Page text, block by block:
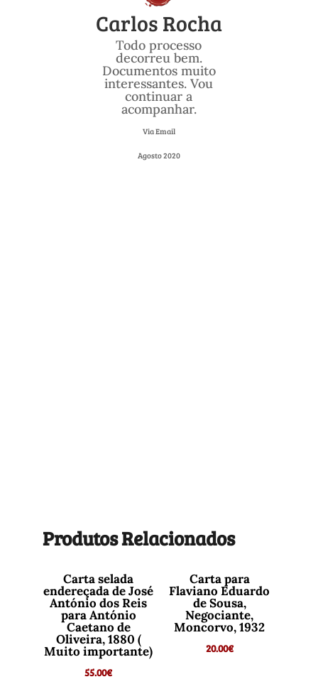
Carlos Rocha
Todo processo
decorreu bem.
Documentos muito
interessantes. Vou
continuar a
acompanhar.
Via Email
Agosto 2020
Produtos Relacionados
Carta selada
endereçada de José
António dos Reis
para António
Caetano de
Oliveira, 1880 (
Muito importante)
55.00€
Carta para
Flaviano Eduardo
de Sousa,
Negociante,
Moncorvo, 1932
20.00€